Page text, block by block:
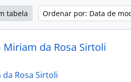
tabela Ordenar por: Data de
da Rosa Sirtoli
Rosa Sirtoli